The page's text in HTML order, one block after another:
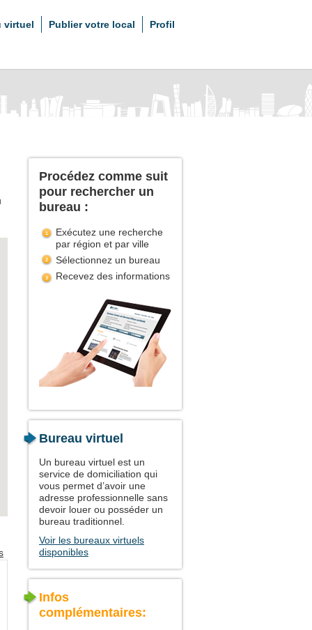
virtuel Publier votre local Profil
Procédez comme suit
pour rechercher un
bureau :
Exécutez une recherche
par région et par ville
Sélectionnez un bureau
Recevez des informations
Bureau virtuel
Un bureau virtuel est un
service de domiciliation qui
vous permet d’avoir une
adresse professionnelle sans
devoir louer ou posséder un
bureau traditionnel.
Voir les bureaux virtuels
disponibles
Infos
complémentaires: